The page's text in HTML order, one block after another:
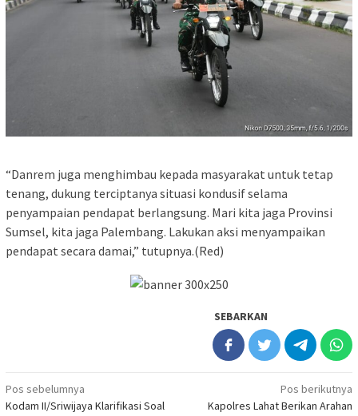
“Danrem juga menghimbau kepada masyarakat untuk tetap
tenang, dukung terciptanya situasi kondusif selama
penyampaian pendapat berlangsung. Mari kita jaga Provinsi
Sumsel, kita jaga Palembang. Lakukan aksi menyampaikan
pendapat secara damai,” tutupnya.(Red)
SEBARKAN
Navigasi
Pos sebelumnya
Kodam II/Sriwijaya Klarifikasi Soal
Pos berikutnya
Kapolres Lahat Berikan Arahan